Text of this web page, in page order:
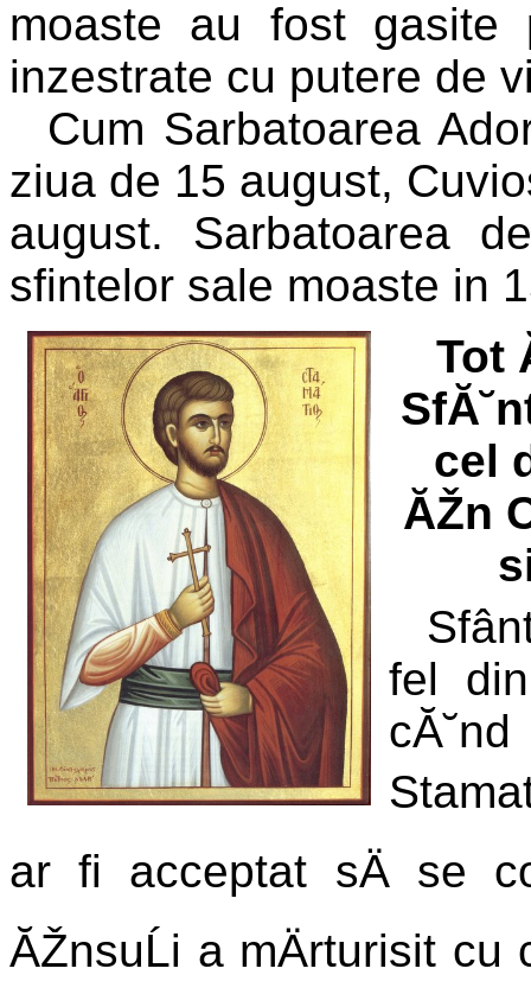
moaste au fost gasite
inzestrate cu putere de
Cum Sarbatoarea
ziua de 15 august,
august. Sarbatoarea
sfintelor sale moaste in
Tot
cel
ĂŽn
fel
ar fi acceptat sÄ se
ĂŽnsuĹi a mÄrturisit